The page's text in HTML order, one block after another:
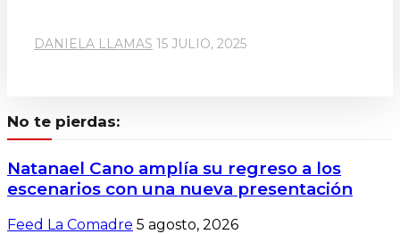
DANIELA LLAMAS 15 JULIO, 2025
No te pierdas:
Natanael Cano amplía su regreso a los
escenarios con una nueva presentación
Feed La Comadre 5 agosto, 2026